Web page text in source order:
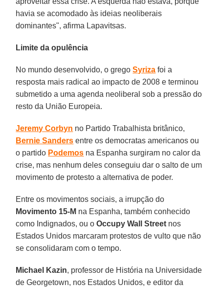
havia se acomodado às ideias neoliberais
dominantes", afirma Lapavitsas.
Limite da opulência
No mundo desenvolvido, o gregoSyriza foi a
resposta mais radical ao impacto de 2008 e terminou
submetido a uma agenda neoliberal sob a pressão do
resto da União Europeia.
Jeremy Corbyn no Partido Trabalhista britânico,
Bernie Sanders entre os democratas americanos ou
o partido Podemos na Espanha surgiram no calor da
crise, mas nenhum deles conseguiu dar o salto de um
movimento de protesto a alternativa de poder.
Entre os movimentos sociais, a irrupção do
Movimento 15-M na Espanha, também conhecido
como Indignados, ou oOccupy Wall Street nos
Estados Unidos marcaram protestos de vulto que não
se consolidaram com o tempo.
Michael Kazin, professor de História na Universidade
de Georgetown, nos Estados Unidos, e editor da